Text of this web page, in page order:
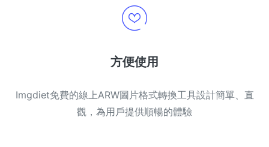
方便使用
Imgdiet免費的線上ARW圖片格式轉換工具設計簡單、直
觀，為用戶提供順暢的體驗